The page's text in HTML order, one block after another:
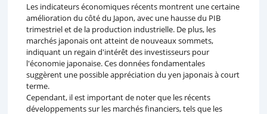
Les indicateurs économiques récents montrent une certaine
amélioration du côté du Japon, avec une hausse du PIB
trimestriel et de la production industrielle. De plus, les
marchés japonais ont atteint de nouveaux sommets,
indiquant un regain d'intérêt des investisseurs pour
l'économie japonaise. Ces données fondamentales
suggèrent une possible appréciation du yen japonais à court
terme.
Cependant, il est important de noter que les récents
développements sur les marchés financiers, tels que les